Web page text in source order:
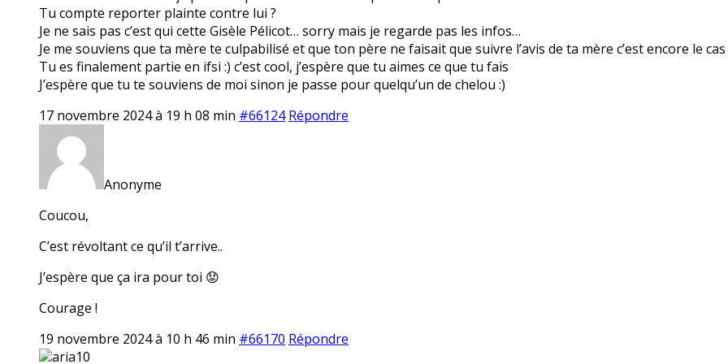
Tu compte reporter plainte contre lui ?
Je ne sais pas c’est qui cette Gisèle Pélicot… sorry mais je regarde pas les infos…
Je me souviens que ta mère te culpabilisé et que ton père ne faisait que suivre l’avis de ta mère c’est encore le cas
Tu es finalement partie en ifsi :) c’est cool, j’espère que tu aimes ce que tu fais
J’espère que tu te souviens de moi sinon je passe pour quelqu’un de chelou :)
17 novembre 2024 à 19 h 08 min #66124 Répondre
Anonyme
Coucou,
C’est révoltant ce qu’il t’arrive..
J’espère que ça ira pour toi 😟
Courage !
19 novembre 2024 à 10 h 46 min #66170 Répondre
aria10